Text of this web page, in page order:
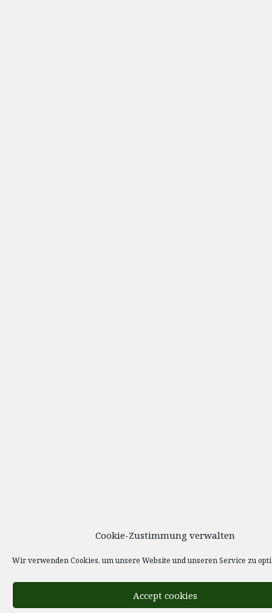
Cookie-Zustimmung verwalten
Wir verwenden Cookies, um unsere Website und unseren Service zu
Accept cookies